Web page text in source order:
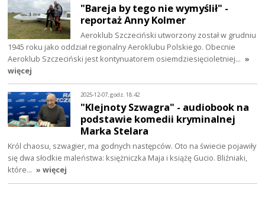
"Bareja by tego nie wymyślił" -
reportaż Anny Kolmer
Aeroklub Szczeciński utworzony został w grudniu
1945 roku jako oddział regionalny Aeroklubu Polskiego. Obecnie
Aeroklub Szczeciński jest kontynuatorem osiemdziesięcioletniej… »
więcej
2025-12-07, godz. 18:42
"Klejnoty Szwagra" - audiobook na
podstawie komedii kryminalnej
Marka Stelara
Król chaosu, szwagier, ma godnych następców. Oto na świecie pojawiły
się dwa słodkie maleństwa: księżniczka Maja i książę Gucio. Bliźniaki,
które… » więcej